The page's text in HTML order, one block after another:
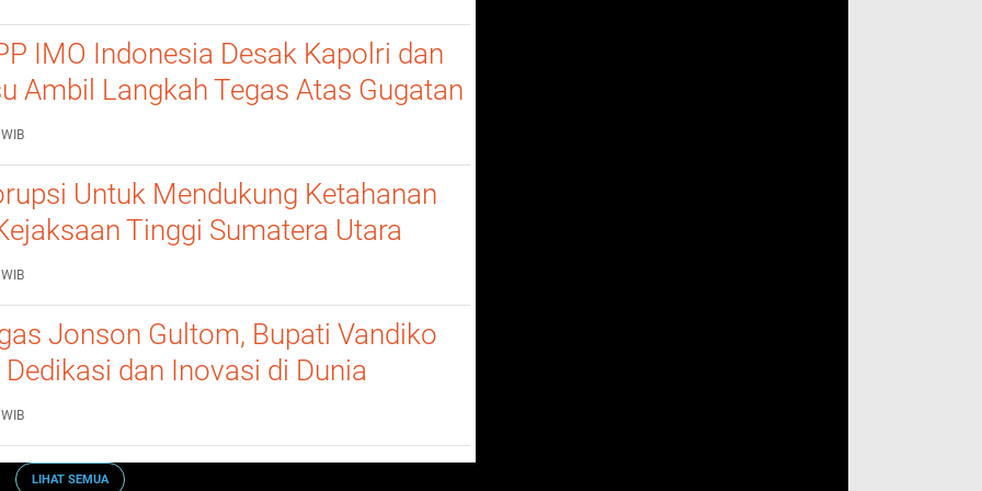
IMO Indonesia Desak Kapolri dan
Ambil Langkah Tegas Atas Gugatan
Untuk Mendukung Ketahanan
Tinggi Sumatera Utara
Hukum Pada Dinas
Dan Ketahanan Pangan
Jonson Gultom, Bupati Vandiko
dan Inovasi di Dunia
LIHAT SEMUA